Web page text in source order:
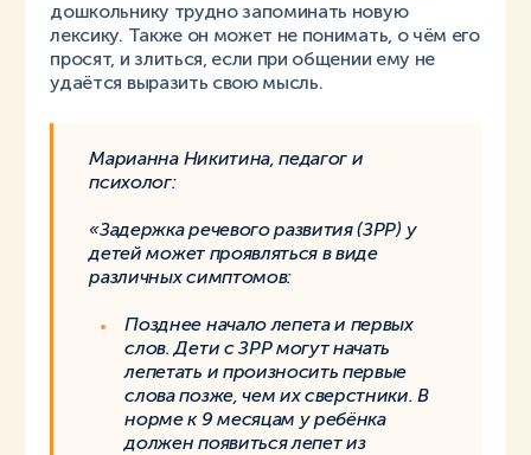
дошкольнику трудно запоминать новую
лексику. Также он может не понимать, о чём его
просят, и злиться, если при общении ему не
удаётся выразить свою мысль.
Марианна Никитина, педагог и
психолог:
«Задержка речевого развития (ЗРР) у
детей может проявляться в виде
различных симптомов:
Позднее начало лепета и первых
слов. Дети с ЗРР могут начать
лепетать и произносить первые
слова позже, чем их сверстники. В
норме к 9 месяцам у ребёнка
должен появиться лепет из